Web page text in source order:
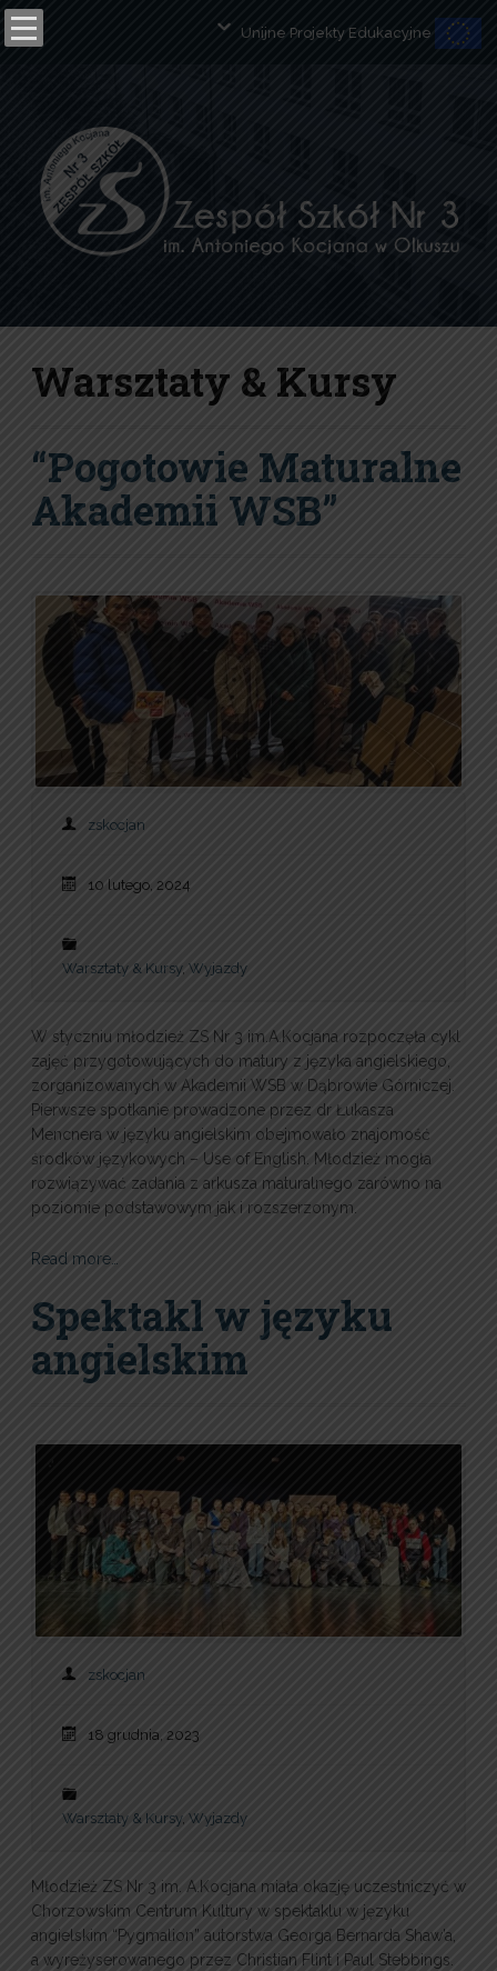
Unijne Projekty Edukacyjne
Warsztaty & Kursy
“Pogotowie Maturalne
Akademii WSB”
zskocjan
10 lutego, 2024
Warsztaty & Kursy, Wyjazdy
W styczniu młodzież ZS Nr 3 im.A.Kocjana rozpoczęła cykl
zajęć przygotowujących do matury z języka angielskiego,
zorganizowanych w Akademii WSB w Dąbrowie Górniczej.
Pierwsze spotkanie prowadzone przez dr Łukasza
Mencnera w języku angielskim obejmowało znajomość
środków językowych – Use of English. Młodzież mogła
rozwiązywać zadania z arkusza maturalnego zarówno na
poziomie podstawowym jak i rozszerzonym.
Read more…
Spektakl w języku
angielskim
zskocjan
18 grudnia, 2023
Warsztaty & Kursy, Wyjazdy
Młodzież ZS Nr 3 im. A.Kocjana miała okazję uczestniczyć w
Chorzowskim Centrum Kultury w spektaklu w języku
angielskim “Pygmalion” autorstwa Georga Bernarda Shaw’a,
a wyreżyserowanego przez Christian Flint i Paul Stebbings.